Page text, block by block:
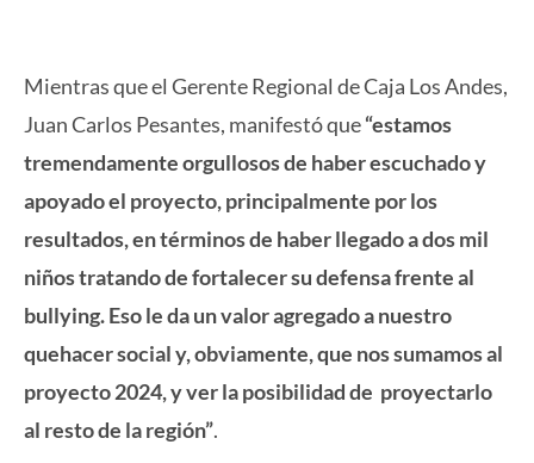
Mientras que el Gerente Regional de Caja Los Andes,
Juan Carlos Pesantes, manifestó que“estamos
tremendamente orgullosos de haber escuchado y
apoyado el proyecto, principalmente por los
resultados, en términos de haber llegado a dos mil
niños tratando de fortalecer su defensa frente al
bullying. Eso le da un valor agregado a nuestro
quehacer social y, obviamente, que nos sumamos al
proyecto 2024, y ver la posibilidad de proyectarlo
al resto de la región”.